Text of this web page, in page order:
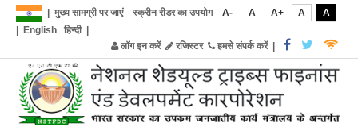
मुख्य सामग्री पर जाएं स्क्रीन रीडर का उपयोग A- A A+ A
A
English हिन्दी|
लॉग इन करें
रजिस्टर हमसे संपर्क करें|